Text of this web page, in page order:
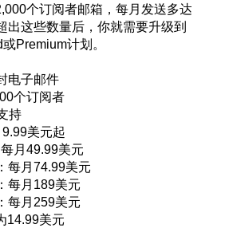
个订阅者邮箱，每月发送多达
出这些数量后，你就需要升级到
Premium计划。
电子邮件
个订阅者
持
美元起
月49.99美元
每月74.99美元
每月189美元
每月259美元
14.99美元